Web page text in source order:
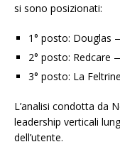
si sono posizionati:
1° posto: Douglas
2° posto: Redcare
3° posto: La
L’analisi condotta da
leadership verticali
dell’utente.